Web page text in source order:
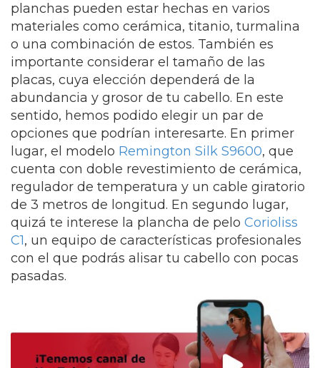
planchas pueden estar hechas en varios
materiales como cerámica, titanio, turmalina
o una combinación de estos. También es
importante considerar el tamaño de las
placas, cuya elección dependerá de la
abundancia y grosor de tu cabello. En este
sentido, hemos podido elegir un par de
opciones que podrían interesarte. En primer
lugar, el modelo Remington Silk S9600, que
cuenta con doble revestimiento de cerámica,
regulador de temperatura y un cable giratorio
de 3 metros de longitud. En segundo lugar,
quizá te interese la plancha de pelo Corioliss
C1, un equipo de características profesionales
con el que podrás alisar tu cabello con pocas
pasadas.